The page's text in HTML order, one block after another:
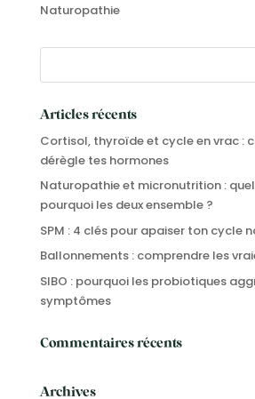
Naturopathie
Articles récents
Cortisol, thyroïde et cycle en vrac :
dérègle tes hormones
Naturopathie et micronutrition :
pourquoi les deux ensemble ?
SPM : 4 clés pour apaiser ton cycle
Ballonnements : comprendre les
SIBO : pourquoi les probiotiques
symptômes
Commentaires récents
Archives